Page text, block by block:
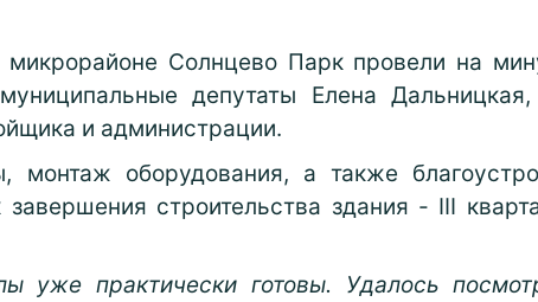
Солнцево Парк провели на
депутаты Елена
и администрации.
оборудования, а также
строительства здания - III
уже практически готовы. Удалось